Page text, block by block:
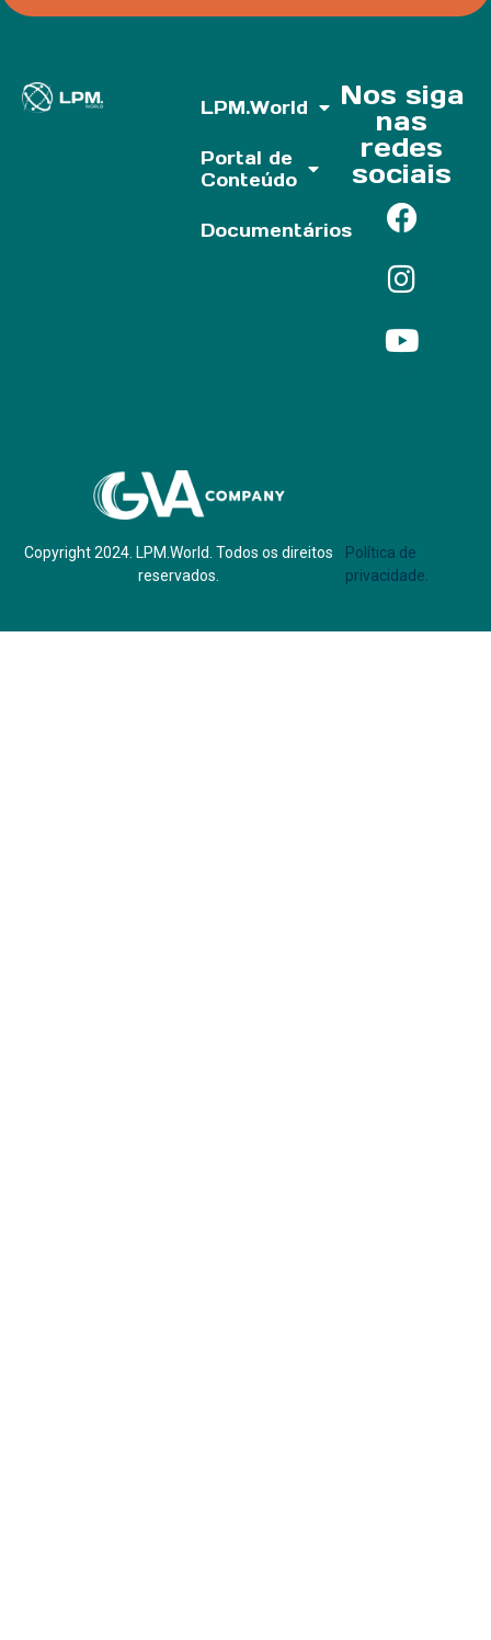
LPM.World
Portal de
Conteúdo
Documentários
Nos siga
nas
redes
sociais
Copyright 2024. LPM.World. Todos os direitos
reservados.
Política de
privacidade.